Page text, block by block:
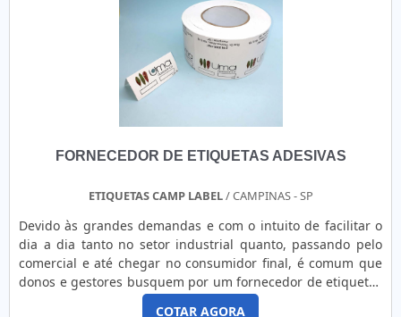
FORNECEDOR DE ETIQUETAS ADESIVAS
ETIQUETAS CAMP LABEL/ CAMPINAS - SP
Devido às grandes demandas e com o intuito de facilitar o
dia a dia tanto no setor industrial quanto, passando pelo
comercial e até chegar no consumidor final, é comum que
donos e gestores busquem por um fornecedor de etiquetas
adesivas, que normalmente é o mesmo que desenvolveu e
COTAR AGORA